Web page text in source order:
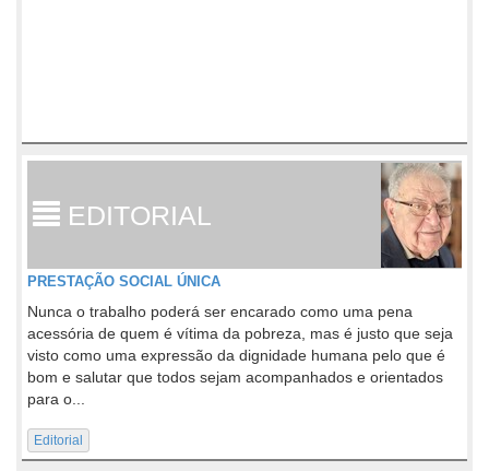
EDITORIAL
PRESTAÇÃO SOCIAL ÚNICA
Nunca o trabalho poderá ser encarado como uma pena
acessória de quem é vítima da pobreza, mas é justo que seja
visto como uma expressão da dignidade humana pelo que é
bom e salutar que todos sejam acompanhados e orientados
para o...
Editorial